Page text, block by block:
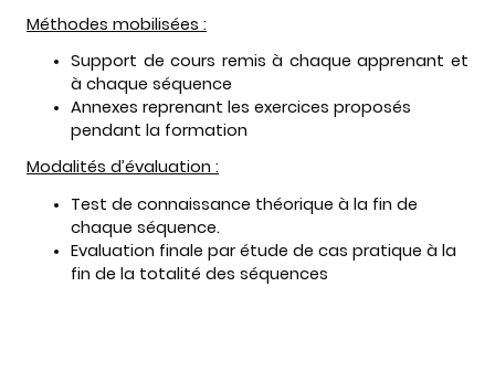
Méthodes mobilisées :
Support de cours remis à chaque apprenant et
à chaque séquence
Annexes reprenant les exercices proposés
pendant la formation
Modalités d’évaluation :
Test de connaissance théorique à la fin de
chaque séquence.
Evaluation finale par étude de cas pratique à la
fin de la totalité des séquences